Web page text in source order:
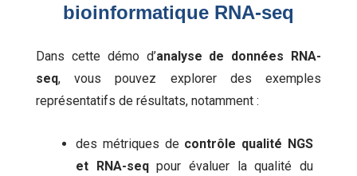
bioinformatique RNA-seq
Dans cette démo d’analyse de données RNA-
seq, vous pouvez explorer des exemples
représentatifs de résultats, notamment :
des métriques de contrôle qualité NGS
et RNA-seqpour évaluer la qualité du